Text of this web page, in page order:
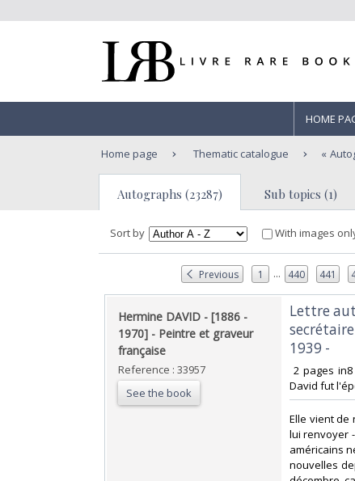
HOME
Home page Thematic catalogue
Autographs (23287) Sub topics (1)
Sort by With images
Previous 1 ... 440 441
‎Hermine DAVID - [1886 -
1970] - Peintre et graveur
française‎
Reference : 33957
See the book
‎Lettre
1939 -‎
2 pages
David fut
‎Elle vient de
lui renvoyer
américains
nouvelles